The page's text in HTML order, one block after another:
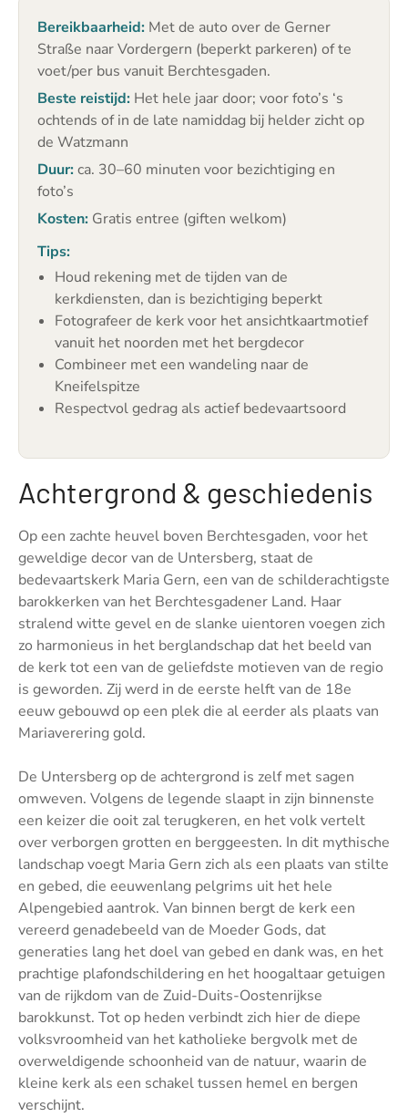
Bereikbaarheid: Met de auto over de Gerner
Straße naar Vordergern (beperkt parkeren) of te
voet/per bus vanuit Berchtesgaden.
Beste reistijd: Het hele jaar door; voor foto’s ‘s
ochtends of in de late namiddag bij helder zicht op
de Watzmann
Duur:ca. 30–60 minuten voor bezichtiging en
foto’s
Kosten: Gratis entree (giften welkom)
Tips:
Houd rekening met de tijden van de
kerkdiensten, dan is bezichtiging beperkt
Fotografeer de kerk voor het ansichtkaartmotief
vanuit het noorden met het bergdecor
Combineer met een wandeling naar de
Kneifelspitze
Respectvol gedrag als actief bedevaartsoord
Achtergrond & geschiedenis
Op een zachte heuvel boven Berchtesgaden, voor het
geweldige decor van de Untersberg, staat de
bedevaartskerk Maria Gern, een van de schilderachtigste
barokkerken van het Berchtesgadener Land. Haar
stralend witte gevel en de slanke uientoren voegen zich
zo harmonieus in het berglandschap dat het beeld van
de kerk tot een van de geliefdste motieven van de regio
is geworden. Zij werd in de eerste helft van de 18e
eeuw gebouwd op een plek die al eerder als plaats van
Mariaverering gold.
De Untersberg op de achtergrond is zelf met sagen
omweven. Volgens de legende slaapt in zijn binnenste
een keizer die ooit zal terugkeren, en het volk vertelt
over verborgen grotten en berggeesten. In dit mythische
landschap voegt Maria Gern zich als een plaats van stilte
en gebed, die eeuwenlang pelgrims uit het hele
Alpengebied aantrok. Van binnen bergt de kerk een
vereerd genadebeeld van de Moeder Gods, dat
generaties lang het doel van gebed en dank was, en het
prachtige plafondschildering en het hoogaltaar getuigen
van de rijkdom van de Zuid-Duits-Oostenrijkse
barokkunst. Tot op heden verbindt zich hier de diepe
volksvroomheid van het katholieke bergvolk met de
overweldigende schoonheid van de natuur, waarin de
kleine kerk als een schakel tussen hemel en bergen
verschijnt.